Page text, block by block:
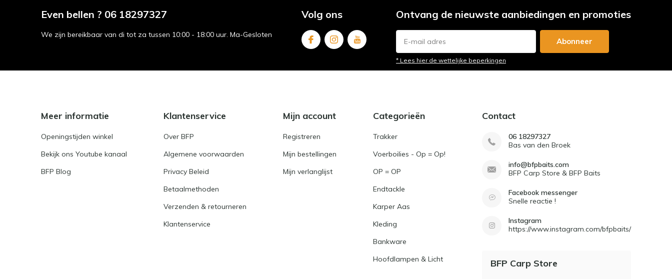
Even bellen ? 06 18297327
We zijn bereikbaar van di tot za tussen 10:00 - 18:00 uur. Ma-Gesloten
Volg ons Ontvang de nieuwste aanbiedingen en promoties
Abonneer
* Lees hier de wettelijke beperkingen
Meer informatie
Openingstijden winkel
Bekijk ons Youtube kanaal
BFP Blog
Klantenservice
Over BFP
Algemene voorwaarden
Privacy Beleid
Betaalmethoden
Verzenden & retourneren
Klantenservice
Mijn account
Registreren
Mijn bestellingen
Mijn verlanglijst
Categorieën
Trakker
Voerboilies - Op = Op!
OP = OP
Endtackle
Karper Aas
Kleding
Bankware
Hoofdlampen & Licht
Contact
06 18297327
Bas van den Broek
info@bfpbaits.com
BFP Carp Store & BFP Baits
Facebook messenger
Snelle reactie !
Instagram
https://www.instagram.com/bfpbaits/
BFP Carp Store